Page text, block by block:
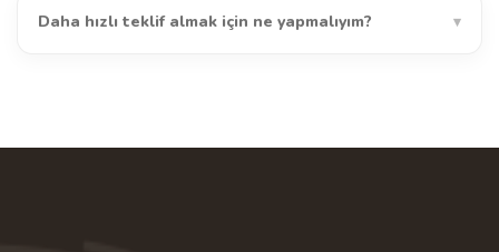
Daha hızlı teklif almak için ne yapmalıyım? ▾